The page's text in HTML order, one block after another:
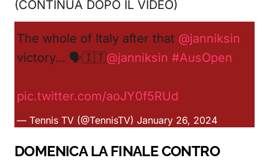
(CONTINUA DOPO IL VIDEO)
The whole of Italy after that @janniksin
victory… 🗣️🇮🇹@janniksin #AusOpen
pic.twitter.com/aoJY0f5RUd
— Tennis TV (@TennisTV) January 26, 2024
DOMENICA LA FINALE CONTRO